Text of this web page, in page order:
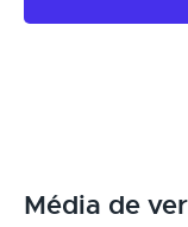
Média de